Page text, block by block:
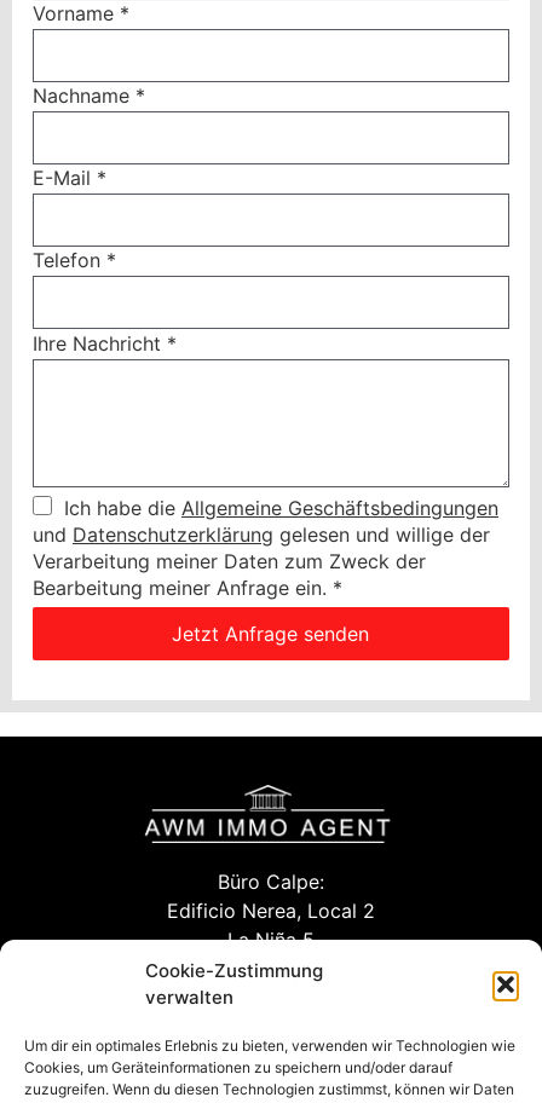
Cookie-Zustimmung
verwalten
Um dir ein optimales Erlebnis zu bieten, verwenden wir Technologien wie
Cookies, um Geräteinformationen zu speichern und/oder darauf
zuzugreifen. Wenn du diesen Technologien zustimmst, können wir Daten
Vorname *
Nachname *
E-Mail *
Telefon *
Ihre Nachricht *
Ich habe die Allgemeine Geschäftsbedingungen
und Datenschutzerklärung gelesen und willige der
Verarbeitung meiner Daten zum Zweck der
Bearbeitung meiner Anfrage ein. *
Jetzt Anfrage senden
Büro Calpe:
Edificio Nerea, Local 2
La Niña 5
03710 Calpe (Alicante)
info@awm-agent.com